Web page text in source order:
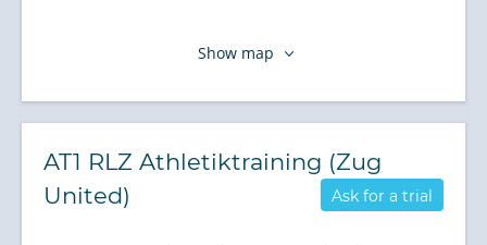
Show map
AT1 RLZ Athletiktraining (Zug
United)
Ask for a trial